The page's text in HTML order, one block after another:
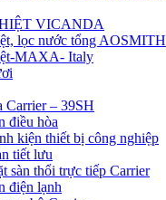
VICANDA
lọc nước tổng AOSMITH
MAXA- Italy
Carrier – 39SH
điều hòa
kiện thiết bị công nghiệp
tiết lưu
sàn thổi trực tiếp Carrier
điện lạnh